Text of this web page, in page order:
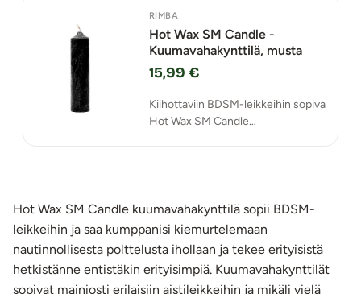
RIMBA
Hot Wax SM Candle -
Kuumavahakynttilä, musta
15,99 €
Kiihottaviin BDSM-leikkeihin sopiva
Hot Wax SM Candle
erityisimpiä.
Hot Wax SM Candle kuumavahakynttilä sopii BDSM-
leikkeihin ja saa kumppanisi kiemurtelemaan
nautinnollisesta polttelusta ihollaan ja tekee erityisistä
hetkistänne entistäkin erityisimpiä. Kuumavahakynttilät
sopivat mainiosti erilaisiin aistileikkeihin ja mikäli vielä